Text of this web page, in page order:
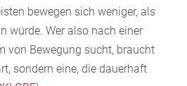
bewegen sich weniger, als
würde. Wer also nach einer
von Bewegung sucht, braucht
sondern eine, die dauerhaft